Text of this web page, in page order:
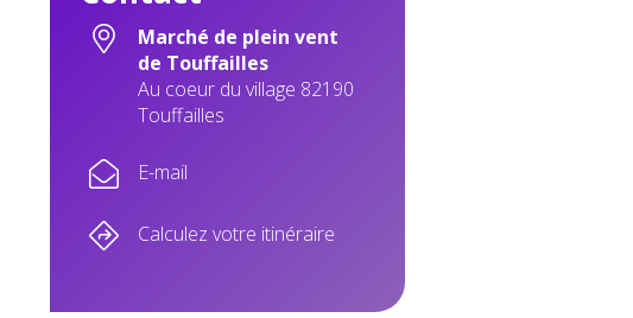
Marché de plein vent
de Touffailles
Au coeur du village 82190
Touffailles
E-mail
Calculez votre itinéraire